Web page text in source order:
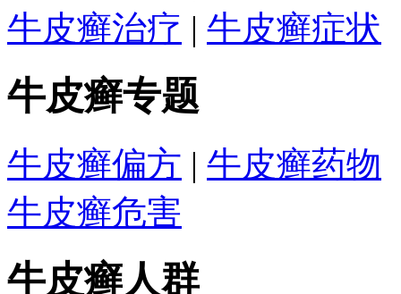
牛皮癣治疗 | 牛皮癣症状
牛皮癣专题
牛皮癣偏方 | 牛皮癣药物
牛皮癣危害
牛皮癣人群